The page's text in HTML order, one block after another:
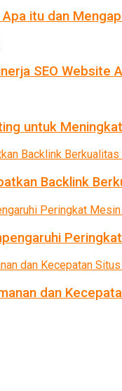
Apa itu dan
SEO Website
untuk
Backlink
dan